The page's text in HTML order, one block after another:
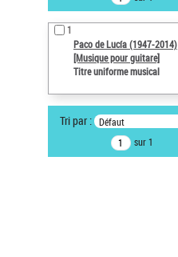
Œuvres liées à l'auteur :
Paco de Lucía (1947-2014)
Statut de la notice d’autorité
Type de notice d'autorité
1
Paco de Lucía (1947-2014)
[Musique pour guitare]
Titre uniforme musical
Tri par : Défaut
sur 1